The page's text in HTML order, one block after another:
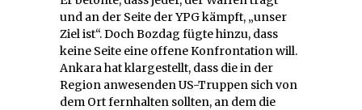
und an der Seite der YPG kämpft, „unser
Ziel ist“. Doch Bozdag fügte hinzu, dass
keine Seite eine offene Konfrontation will.
Ankara hat klargestellt, dass die in der
Region anwesenden US-Truppen sich von
dem Ort fernhalten sollten, an dem die